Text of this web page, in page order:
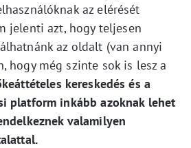
az elérését
jelenti azt, hogy teljesen
az oldalt (van annyi
hogy még szinte sok is lesz a
kereskedés és a
platform inkább azoknak lehet
valamilyen